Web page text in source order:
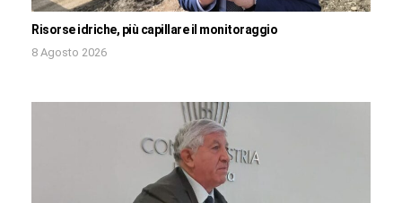
Risorse idriche, più capillare il monitoraggio
8 Agosto 2026